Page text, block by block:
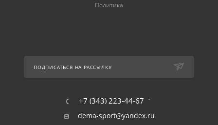
Политика
ПОДПИСАТЬСЯ НА РАССЫЛКУ
+7 (343) 223-44-67
dema-sport@yandex.ru